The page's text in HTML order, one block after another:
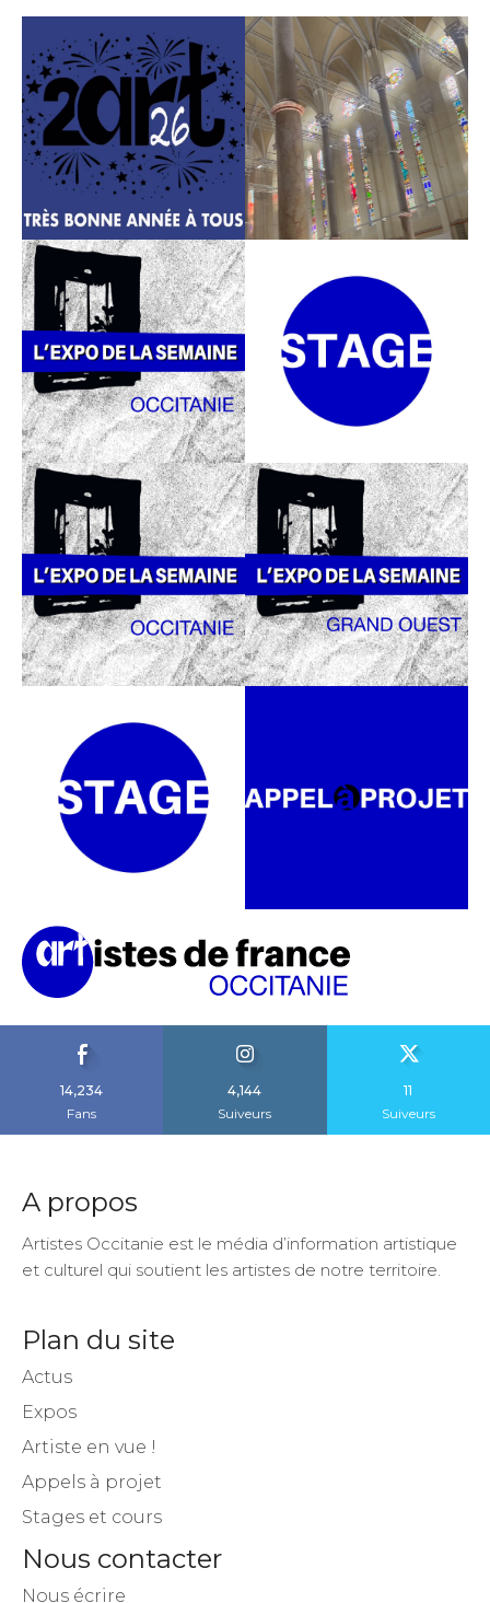
14,234
Fans
4,144
Suiveurs
11
Suiveurs
A propos
Artistes Occitanie est le média d’information artistique
et culturel qui soutient les artistes de notre territoire.
Plan du site
Actus
Expos
Artiste en vue !
Appels à projet
Stages et cours
Nous contacter
Nous écrire